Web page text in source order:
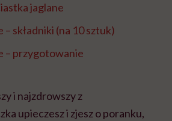
jaglane
– składniki (na 10 sztuk)
– przygotowanie
i najzdrowszy z
upieczesz i zjesz o poranku,